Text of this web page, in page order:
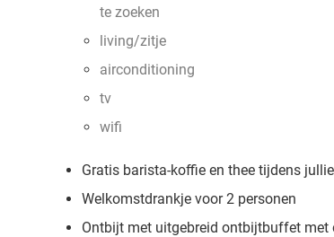
te zoeken
living/zitje
airconditioning
tv
wifi
Gratis barista-koffie en thee tijdens
Welkomstdrankje voor 2 personen
Ontbijt met uitgebreid ontbijtbuffet met